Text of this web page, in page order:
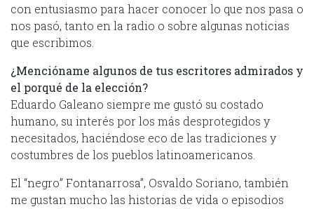
con entusiasmo para hacer conocer lo que nos pasa o
nos pasó, tanto en la radio o sobre algunas noticias
que escribimos.
¿Mencióname algunos de tus escritores admirados y
el porqué de la elección?
Eduardo Galeano siempre me gustó su costado
humano, su interés por los más desprotegidos y
necesitados, haciéndose eco de las tradiciones y
costumbres de los pueblos latinoamericanos.
El “negro” Fontanarrosa”, Osvaldo Soriano, también
me gustan mucho las historias de vida o episodios